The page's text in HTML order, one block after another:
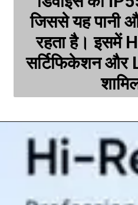
जिससे यह पानी
रहता है। इसमें
सर्टिफिकेशन और